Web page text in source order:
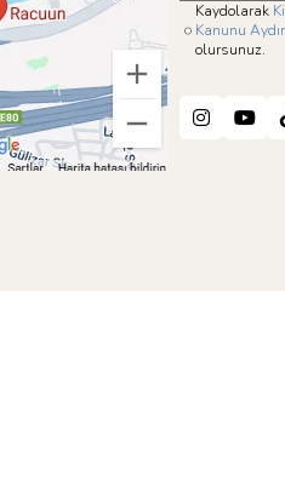
Kaydolarak
Kanunu
olursunuz.